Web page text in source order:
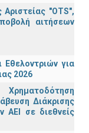
"OTS",
αιτήσεων
για
2026
Διάκρισης
ΑΕΙ σε διεθνείς